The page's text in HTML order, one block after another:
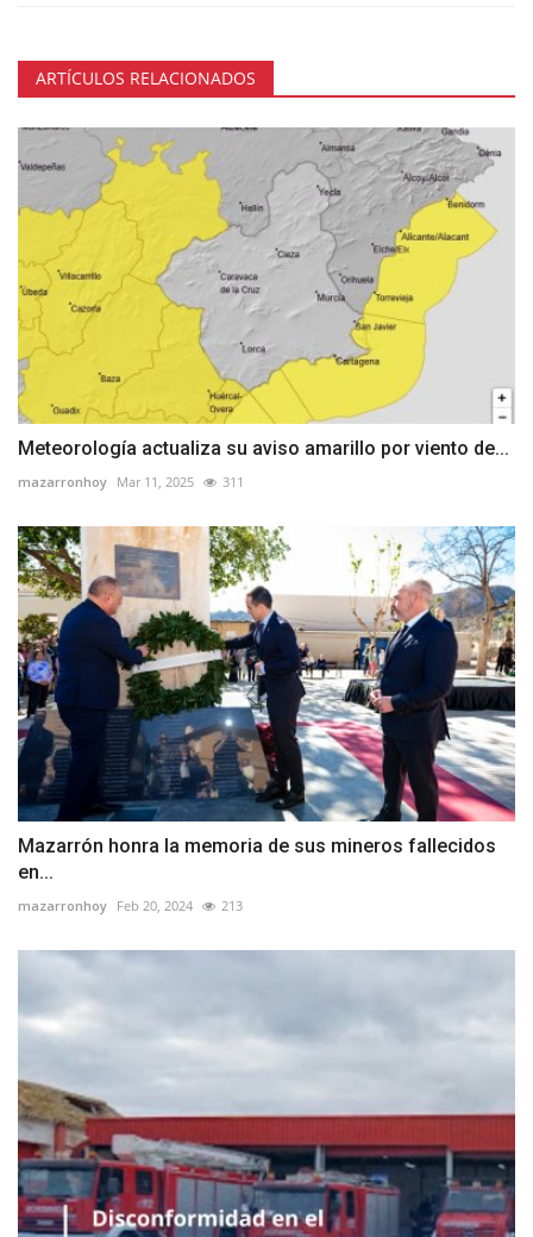
ARTÍCULOS RELACIONADOS
Meteorología actualiza su aviso amarillo por viento de...
mazarronhoy Mar 11, 2025 311
Mazarrón honra la memoria de sus mineros fallecidos
en...
mazarronhoy Feb 20, 2024 213